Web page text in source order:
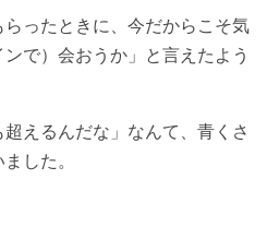
ったときに、今だからこそ気
で）会おうか」と言えたよう
超えるんだな」なんて、青くさ
した。